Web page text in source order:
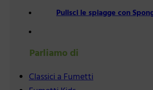
Pulisci le spiagge con
Parliamo di
Classici a Fumetti